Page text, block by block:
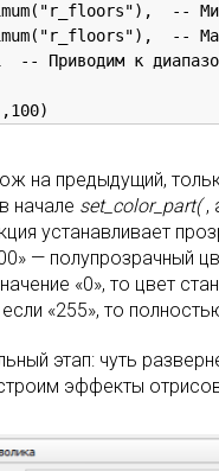
--
--
-- Приводим к
на предыдущий,
начале set_color_part(,
устанавливает
— полупрозрачный
«0», то цвет
«255», то
этап: чуть
эффекты